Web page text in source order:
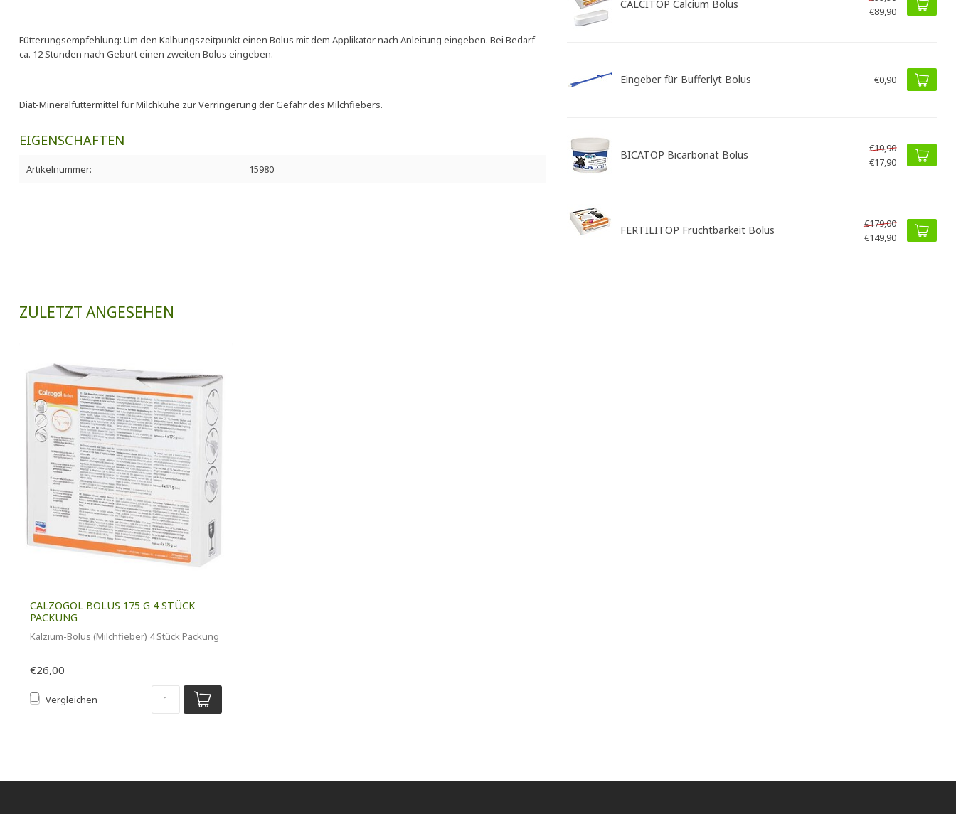
Fütterungsempfehlung: Um den Kalbungszeitpunkt einen Bolus mit dem Applikator nach Anleitung eingeben. Bei Bedarf
ca. 12 Stunden nach Geburt einen zweiten Bolus eingeben.
Diät-Mineralfuttermittel für Milchkühe zur Verringerung der Gefahr des Milchfiebers.
EIGENSCHAFTEN
Artikelnummer: 15980
CALCITOP Calcium Bolus
€89,90
Eingeber für Bufferlyt Bolus €0,90
BICATOP Bicarbonat Bolus
€19,90
€17,90
FERTILITOP Fruchtbarkeit Bolus
€179,00
€149,90
ZULETZT ANGESEHEN
CALZOGOL BOLUS 175 G 4 STÜCK
PACKUNG
Kalzium-Bolus (Milchfieber) 4 Stück Packung
€26,00
Vergleichen